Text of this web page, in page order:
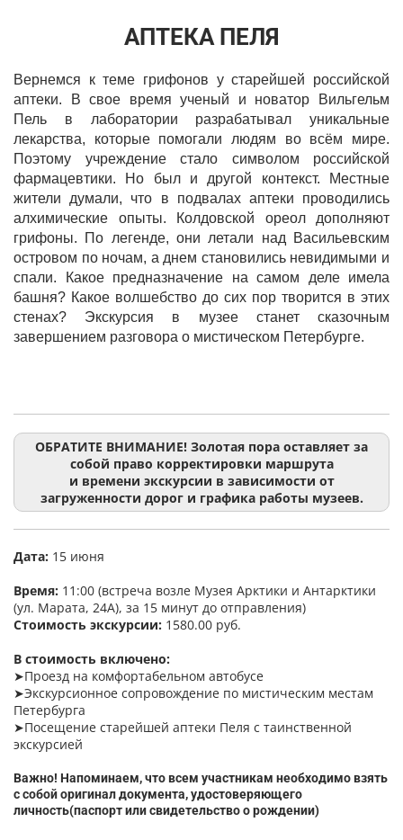
АПТЕКА ПЕЛЯ
Вернемся к теме грифонов у старейшей российской
аптеки. В свое время ученый и новатор Вильгельм
Пель в лаборатории разрабатывал уникальные
лекарства, которые помогали людям во всём мире.
Поэтому учреждение стало символом российской
фармацевтики. Но был и другой контекст. Местные
жители думали, что в подвалах аптеки проводились
алхимические опыты. Колдовской ореол дополняют
грифоны. По легенде, они летали над Васильевским
островом по ночам, а днем становились невидимыми и
спали. Какое предназначение на самом деле имела
башня? Какое волшебство до сих пор творится в этих
стенах? Экскурсия в музее станет сказочным
завершением разговора о мистическом Петербурге.
ОБРАТИТЕ ВНИМАНИЕ! Золотая пора оставляет за
собой право корректировки маршрута
и времени экскурсии в зависимости от
загруженности дорог и графика работы музеев.
Дата: 15 июня
Время: 11:00 (встреча возле Музея Арктики и Антарктики
(ул. Марата, 24А), за 15 минут до отправления)
Стоимость экскурсии: 1580.00 руб.
В стоимость включено:
➤Проезд на комфортабельном автобусе
➤Экскурсионное сопровождение по мистическим местам
Петербурга
➤Посещение старейшей аптеки Пеля с таинственной
экскурсией
Важно! Напоминаем, что всем участникам необходимо взять
с собой оригинал документа, удостоверяющего
личность(паспорт или свидетельство о рождении)